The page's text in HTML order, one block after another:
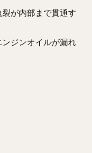
が内部まで貫通す
ジンオイルが漏れ